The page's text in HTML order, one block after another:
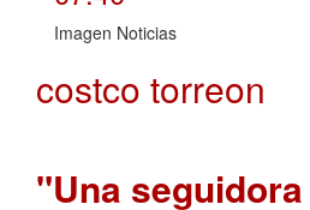
Imagen Noticias
costco torreon
"Una